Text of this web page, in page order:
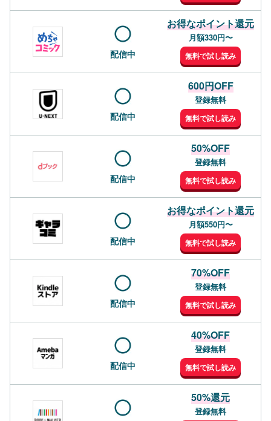
配信中
お得なポイント還元
月額330円〜
無料で試し読み
配信中
600円OFF
登録無料
無料で試し読み
配信中
50%OFF
登録無料
無料で試し読み
配信中
お得なポイント還元
月額550円〜
無料で試し読み
配信中
70%OFF
登録無料
無料で試し読み
配信中
40%OFF
登録無料
無料で試し読み
50%還元
登録無料